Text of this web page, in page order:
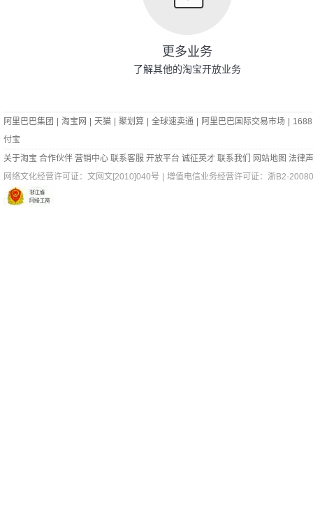
更多业务
了解其他的淘宝开放业务
阿里巴巴集团 淘宝网 天猫 聚划算 全球速卖通 阿里巴巴国际交易市场
1688
付宝
关于淘宝 合作伙伴 营销中心 联系客服 开放平台 诚征英才 联系我们 网站地图 法律
网络文化经营许可证： 文网文[2010]040号 增值电信业务经营许可证：浙B2-